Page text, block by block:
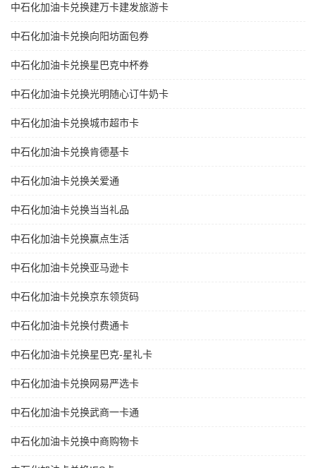
中石化加油卡兑换建万卡建发旅游卡
中石化加油卡兑换向阳坊面包券
中石化加油卡兑换星巴克中杯券
中石化加油卡兑换光明随心订牛奶卡
中石化加油卡兑换城市超市卡
中石化加油卡兑换肯德基卡
中石化加油卡兑换关爱通
中石化加油卡兑换当当礼品
中石化加油卡兑换赢点生活
中石化加油卡兑换亚马逊卡
中石化加油卡兑换京东领货码
中石化加油卡兑换付费通卡
中石化加油卡兑换星巴克-星礼卡
中石化加油卡兑换网易严选卡
中石化加油卡兑换武商一卡通
中石化加油卡兑换中商购物卡